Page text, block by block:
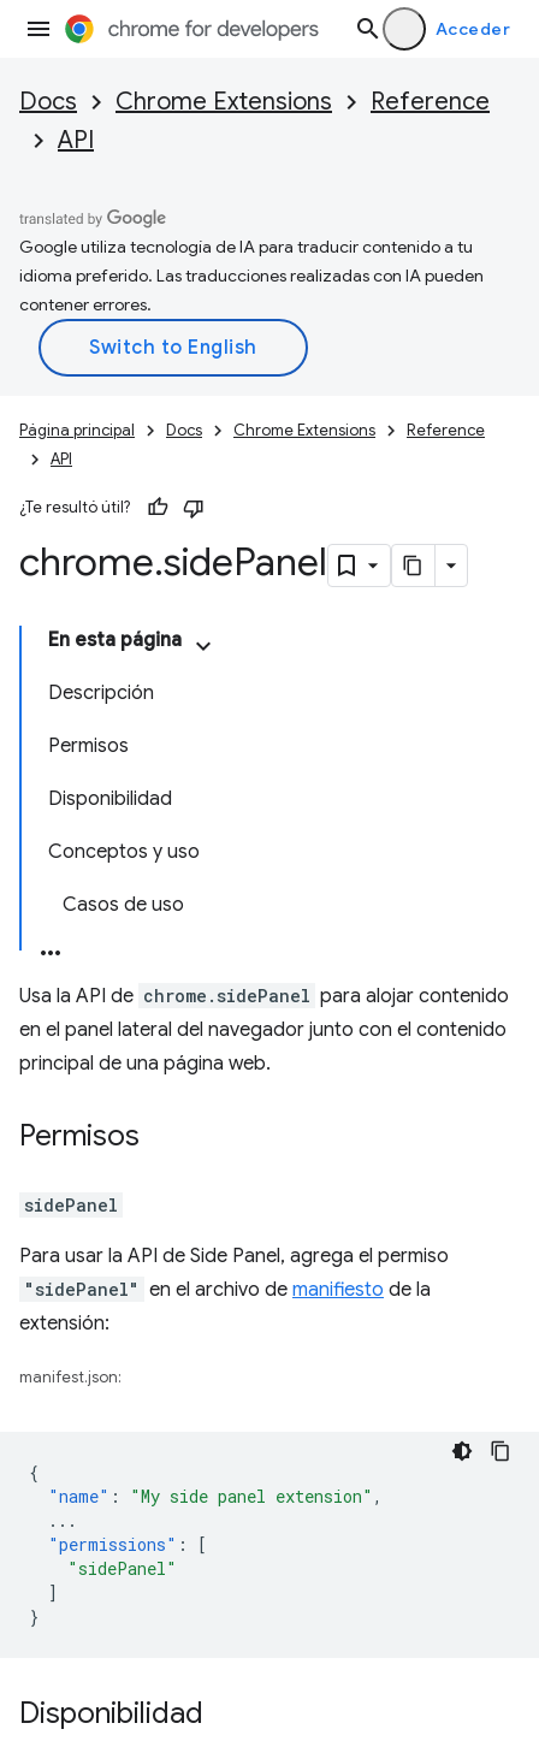
Acceder
Docs Chrome Extensions
Reference
API
Google utiliza tecnología de IA para traducir contenido a tu
idioma preferido. Las traducciones realizadas con IA pueden
contener errores.
Página principal Docs Chrome Extensions
Reference
API
¿Te resultó útil?
chrome.sidePanel
En esta página
Descripción
Permisos
Disponibilidad
Conceptos y uso
Casos de uso
Usa la API de chrome.sidePanel para alojar contenido
en el panel lateral del navegador junto con el contenido
principal de una página web.
Permisos
sidePanel
Para usar la API de Side Panel, agrega el permiso
"sidePanel" en el archivo de manifiesto de la
extensión:
manifest.json:
{
"name" : "My side panel extension" ,
...
"permissions" :
[
"sidePanel"
]
}
Disponibilidad